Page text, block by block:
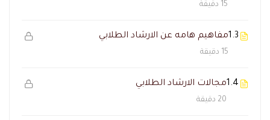
15 دقيقة
1.3مفاهيم هامه عن الارشاد الطلابي
15 دقيقة
1.4مجالات الارشاد الطلابي
20 دقيقة